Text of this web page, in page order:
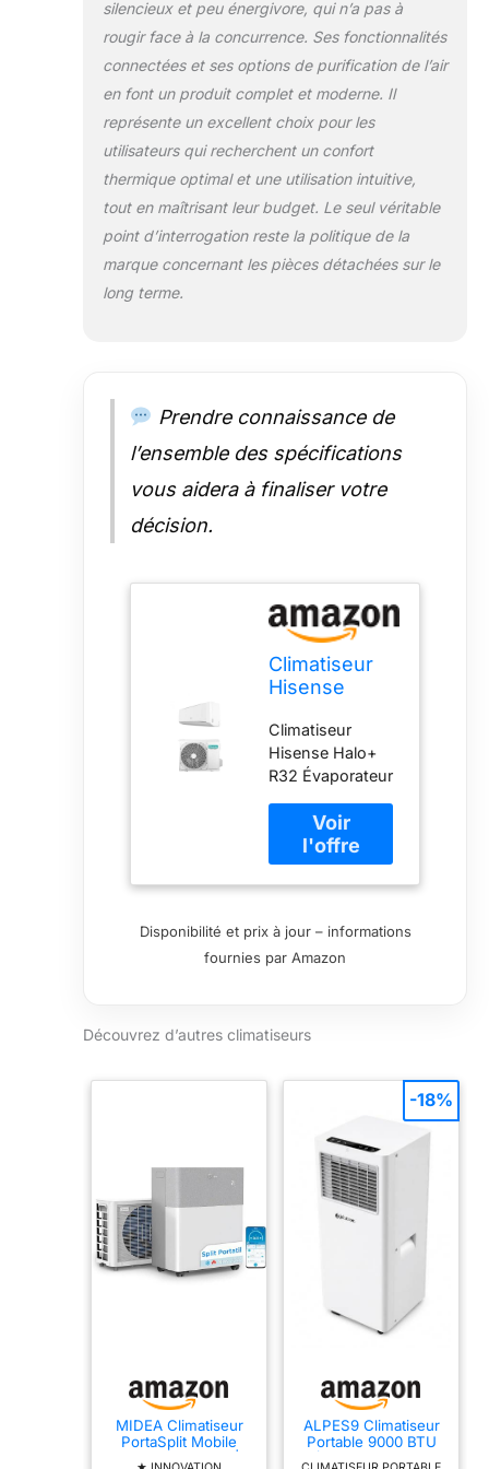
silencieux et peu énergivore, qui n’a pas à
rougir face à la concurrence. Ses fonctionnalités
connectées et ses options de purification de l’air
en font un produit complet et moderne. Il
représente un excellent choix pour les
utilisateurs qui recherchent un confort
thermique optimal et une utilisation intuitive,
tout en maîtrisant leur budget. Le seul véritable
point d’interrogation reste la politique de la
marque concernant les pièces détachées sur le
long terme.
Prendre connaissance de
l’ensemble des spécifications
vous aidera à finaliser votre
décision.
Climatiseur
Hisense
BTU R32
CBMR120RG
ATMR120RW,
19 dB(A),
évaporateur
antibactérien,
filtre à
charbon, anti-
autonettoyant
(intérieur),
(12 000 BTU)
Climatiseur
Hisense Halo+
R32 Évaporateur
Anti-moisissure
Display Led Wifi
Classe
énergétique A++
Disponibilité et prix à jour – informations
fournies par Amazon
Découvrez d’autres climatiseurs
MIDEA Climatiseur
PortaSplit Mobile
Silencieux 4-in-1|
ALPES9 Climatiseur
Portable 9000 BTU
(2236 Frigories),
-18%